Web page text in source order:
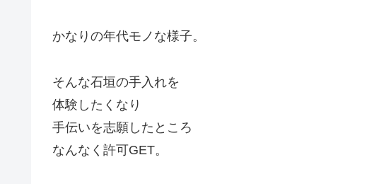
かなりの年代モノな様子。
そんな石垣の手入れを
体験したくなり
手伝いを志願したところ
なんなく許可GET。